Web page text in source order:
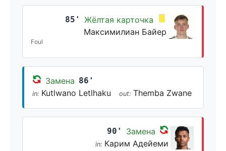
85'
Жёлтая карточка
Максимилиан Байер
Foul
Замена 86'
in: Kutlwano Letlhaku out: Themba Zwane
90' Замена
in: Карим Адейеми